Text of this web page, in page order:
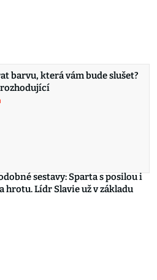
barvu, která vám bude slušet?
rozhodující
sestavy: Sparta s posilou i
hrotu. Lídr Slavie už v základu